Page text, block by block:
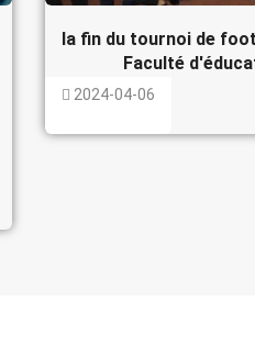
la fin du tournoi de
Faculté
2024-04-06